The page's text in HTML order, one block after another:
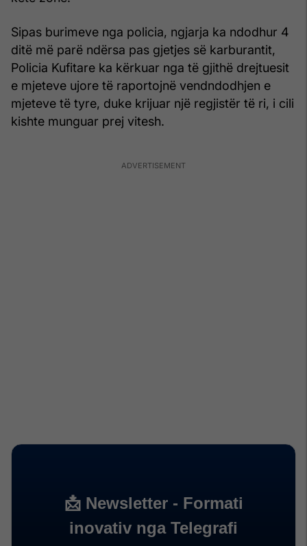
Sipas burimeve nga policia, ngjarja ka ndodhur 4
ditë më parë ndërsa pas gjetjes së karburantit,
Policia Kufitare ka kërkuar nga të gjithë drejtuesit
e mjeteve ujore të raportojnë vendndodhjen e
mjeteve të tyre, duke krijuar një regjistër të ri, i cili
kishte munguar prej vitesh.